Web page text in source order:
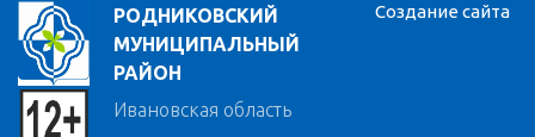
РОДНИКОВСКИЙ
МУНИЦИПАЛЬНЫЙ
РАЙОН
Ивановская область
Создание сайта